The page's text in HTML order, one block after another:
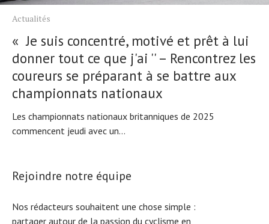
Actualités
« Je suis concentré, motivé et prêt à lui
donner tout ce que j'ai '' – Rencontrez les
coureurs se préparant à se battre aux
championnats nationaux
Les championnats nationaux britanniques de 2025
commencent jeudi avec un...
Rejoindre notre équipe
Nos rédacteurs souhaitent une chose simple :
partager autour de la passion du cyclisme en